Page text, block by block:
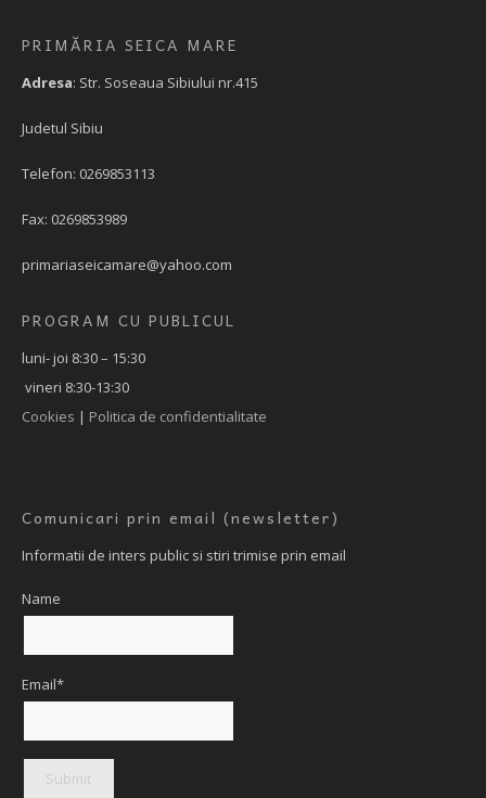
PRIMĂRIA SEICA MARE
Adresa: Str. Soseaua Sibiului nr.415
Judetul Sibiu
Telefon: 0269853113
Fax: 0269853989
primariaseicamare@yahoo.com
PROGRAM CU PUBLICUL
luni- joi 8:30 – 15:30
vineri 8:30-13:30
Cookies | Politica de confidentialitate
Comunicari prin email (newsletter)
Informatii de inters public si stiri trimise prin email
Name
Email*